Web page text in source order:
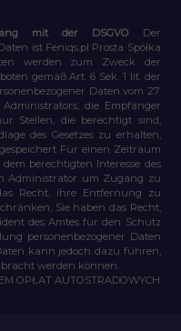
mit der DSGVO
Der
ist Feniqs.pl Prosta Spółka
werden zum Zweck der
gemäß Art. 6 Sek. 1 lit. der
Daten vom 27.
die Empfänger
Stellen, die berechtigt sind,
des Gesetzes zu erhalten,
Für einen Zeitraum
berechtigten Interesse des
Administrator um Zugang zu
Recht, ihre Entfernung zu
Sie haben das Recht,
des Amtes für den Schutz
personenbezogener Daten
kann jedoch dazu führen,
werden können.
OPŁAT AUTOSTRADOWYCH